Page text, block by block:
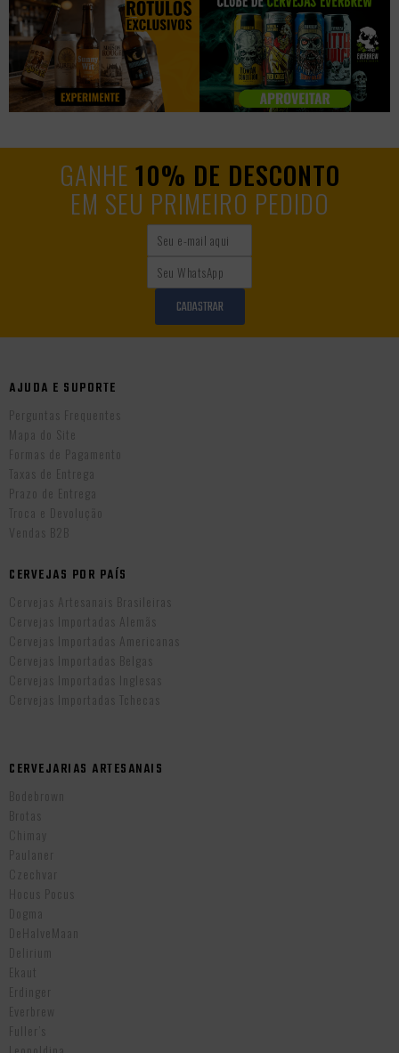
GANHE 10% DE DESCONTO
EM SEU PRIMEIRO PEDIDO
CADASTRAR
AJUDA E SUPORTE
Perguntas Frequentes
Mapa do Site
Formas de Pagamento
Taxas de Entrega
Prazo de Entrega
Troca e Devolução
Vendas B2B
CERVEJAS POR PAÍS
Cervejas Artesanais Brasileiras
Cervejas Importadas Alemãs
Cervejas Importadas Americanas
Cervejas Importadas Belgas
Cervejas Importadas Inglesas
Cervejas Importadas Tchecas
CERVEJARIAS ARTESANAIS
Bodebrown
Brotas
Chimay
Paulaner
Czechvar
Hocus Pocus
Dogma
DeHalveMaan
Delirium
Ekaut
Erdinger
Everbrew
Fuller’s